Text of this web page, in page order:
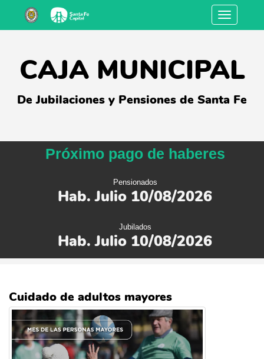
Toggle
navigation
CAJA MUNICIPAL
De Jubilaciones y Pensiones de Santa Fe
Próximo pago de haberes
Pensionados
Hab. Julio 10/08/2026
Jubilados
Hab. Julio 10/08/2026
Cuidado de adultos mayores